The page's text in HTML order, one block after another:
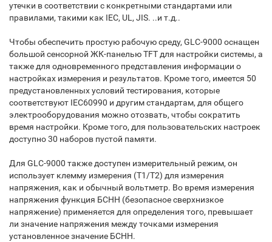
утечки в соответствии с конкретными стандартами или
правилами, такими как IEC, UL, JIS. ..и т.д..
Чтобы обеспечить простую рабочую среду, GLC-9000 оснащен
большой сенсорной ЖК-панелью TFT для настройки системы, а
также для одновременного представления информации о
настройках измерения и результатов. Кроме того, имеется 50
предустановленных условий тестирования, которые
соответствуют IEC60990 и другим стандартам, для общего
электрооборудования можно отозвать, чтобы сократить
время настройки. Кроме того, для пользовательских настроек
доступно 30 наборов пустой памяти.
Для GLC-9000 также доступен измерительный режим, он
использует клемму измерения (T1/T2) для измерения
напряжения, как и обычный вольтметр. Во время измерения
напряжения функция БСНН (безопасное сверхнизкое
напряжение) применяется для определения того, превышает
ли значение напряжения между точками измерения
установленное значение БСНН.